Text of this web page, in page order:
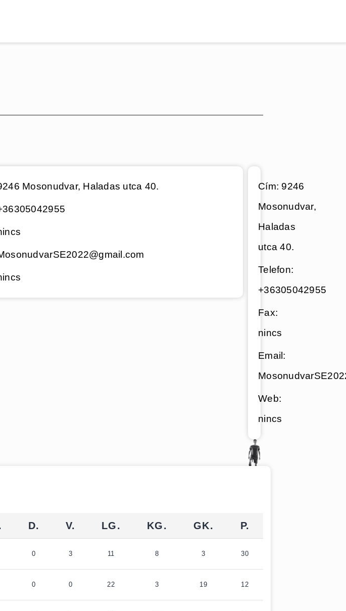
Mosonudvar, Haladas utca 40.
Cím: 9246
Mosonudvar,
Haladas
utca 40.
Telefon:
+36305042955
Fax:
nincs
Email:
Web:
nincs
D. V. LG. KG. GK. P.
0 3 11 8 3 30
0 0 22 3 19 12